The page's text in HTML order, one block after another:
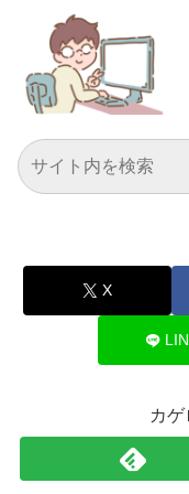
X
カ